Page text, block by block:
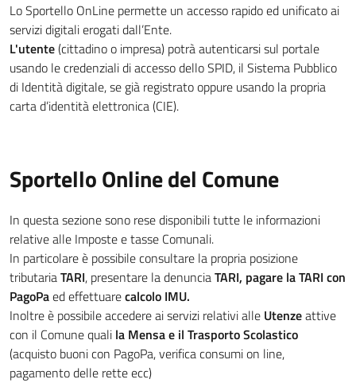
Lo Sportello OnLine permette un accesso rapido ed unificato ai
servizi digitali erogati dall’Ente.
L'utente(cittadino o impresa) potrà autenticarsi sul portale
usando le credenziali di accesso dello SPID, il Sistema Pubblico
di Identità digitale, se già registrato oppure usando la propria
carta d’identità elettronica (CIE).
Sportello Online del Comune
In questa sezione sono rese disponibili tutte le informazioni
relative alle Imposte e tasse Comunali.
In particolare è possibile consultare la propria posizione
tributariaTARI, presentare la denunciaTARI, pagare la TARI con
PagoPaed effettuarecalcolo IMU.
Inoltre è possibile accedere ai servizi relativi alle Utenzeattive
con il Comune quali la Mensa e il Trasporto Scolastico
(acquisto buoni con PagoPa, verifica consumi on line,
pagamento delle rette ecc)